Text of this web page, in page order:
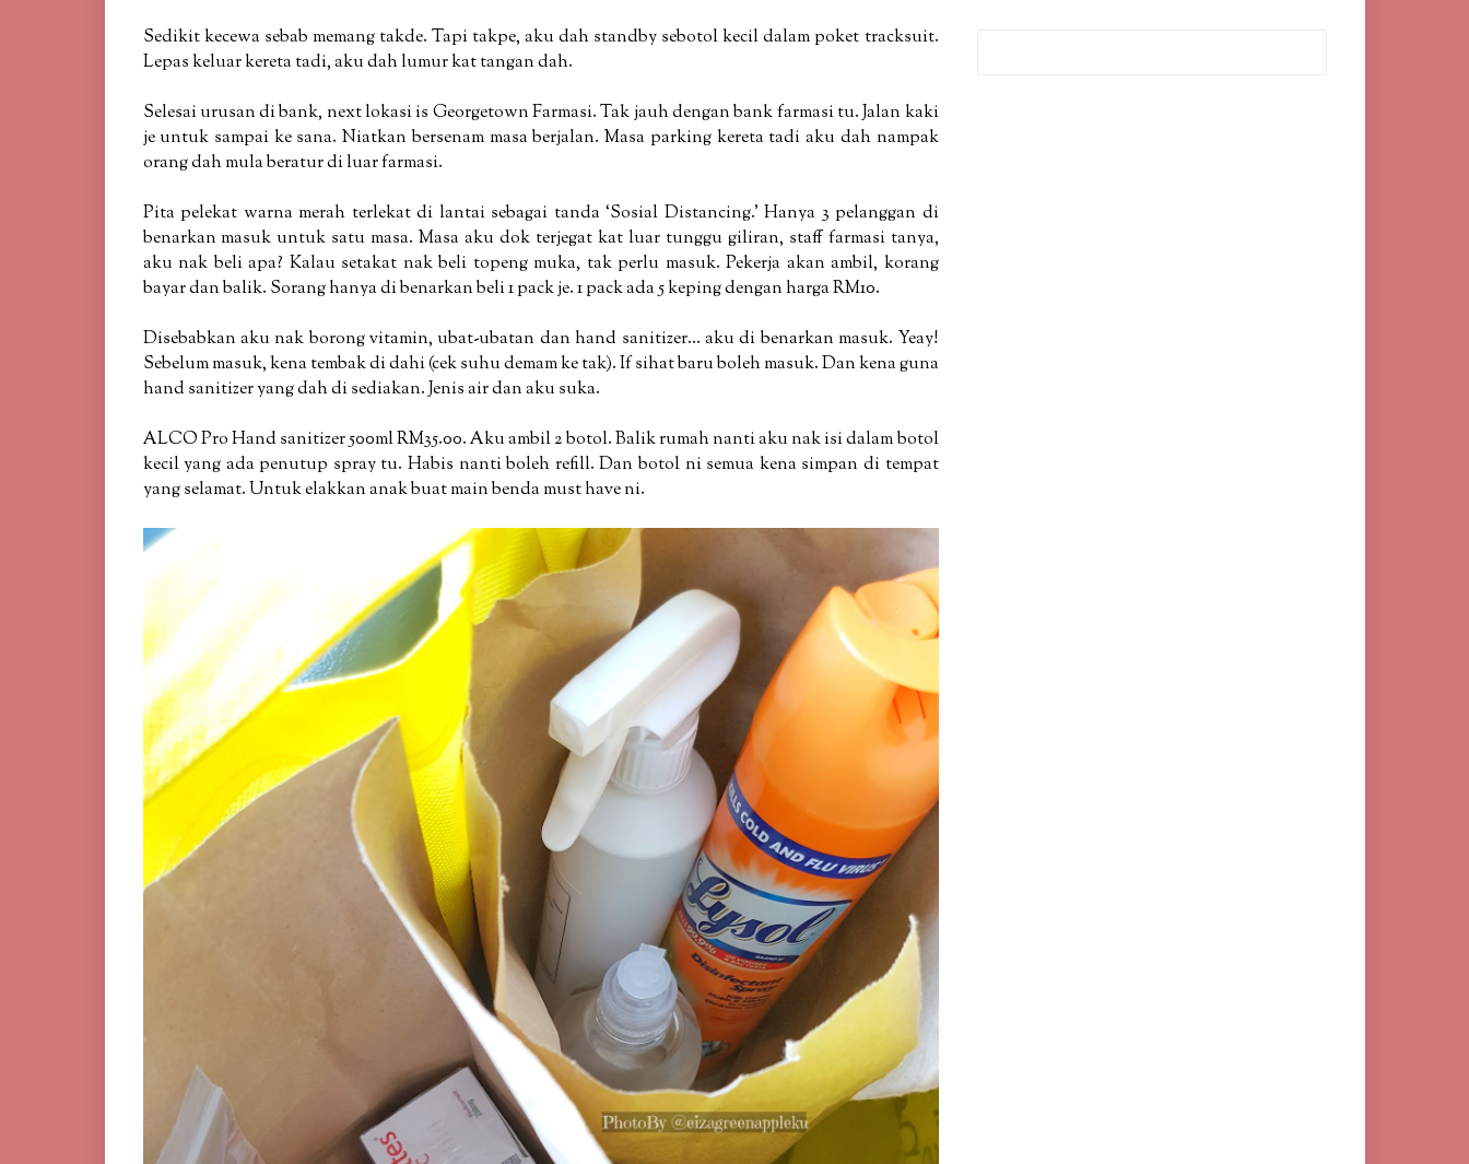
Sedikit kecewa sebab memang takde. Tapi takpe, aku dah standby sebotol kecil dalam poket tracksuit.
Lepas keluar kereta tadi, aku dah lumur kat tangan dah.
Selesai urusan di bank, next lokasi is Georgetown Farmasi. Tak jauh dengan bank farmasi tu. Jalan kaki
je untuk sampai ke sana. Niatkan bersenam masa berjalan. Masa parking kereta tadi aku dah nampak
orang dah mula beratur di luar farmasi.
Pita pelekat warna merah terlekat di lantai sebagai tanda ‘Sosial Distancing.’ Hanya 3 pelanggan di
benarkan masuk untuk satu masa. Masa aku dok terjegat kat luar tunggu giliran, staff farmasi tanya,
aku nak beli apa? Kalau setakat nak beli topeng muka, tak perlu masuk. Pekerja akan ambil, korang
bayar dan balik. Sorang hanya di benarkan beli 1 pack je. 1 pack ada 5 keping dengan harga RM10.
Disebabkan aku nak borong vitamin, ubat-ubatan dan hand sanitizer… aku di benarkan masuk. Yeay!
Sebelum masuk, kena tembak di dahi (cek suhu demam ke tak). If sihat baru boleh masuk. Dan kena guna
hand sanitizer yang dah di sediakan. Jenis air dan aku suka.
ALCO Pro Hand sanitizer 500ml RM35.00. Aku ambil 2 botol. Balik rumah nanti aku nak isi dalam botol
kecil yang ada penutup spray tu. Habis nanti boleh refill. Dan botol ni semua kena simpan di tempat
yang selamat. Untuk elakkan anak buat main benda must have ni.